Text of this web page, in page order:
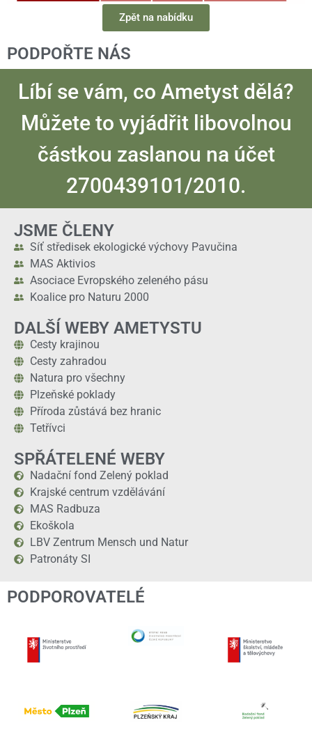
Zpět na nabídku
PODPOŘTE NÁS
Líbí se vám, co Ametyst dělá?
Můžete to vyjádřit libovolnou
částkou zaslanou na účet
2700439101/2010.
JSME ČLENY
Síť středisek ekologické výchovy Pavučina
MAS Aktivios
Asociace Evropského zeleného pásu
Koalice pro Naturu 2000
DALŠÍ WEBY AMETYSTU
Cesty krajinou
Cesty zahradou
Natura pro všechny
Plzeňské poklady
Příroda zůstává bez hranic
Tetřívci
SPŘÁTELENÉ WEBY
Nadační fond Zelený poklad
Krajské centrum vzdělávání
MAS Radbuza
Ekoškola
LBV Zentrum Mensch und Natur
Patronáty SI
PODPOROVATELÉ